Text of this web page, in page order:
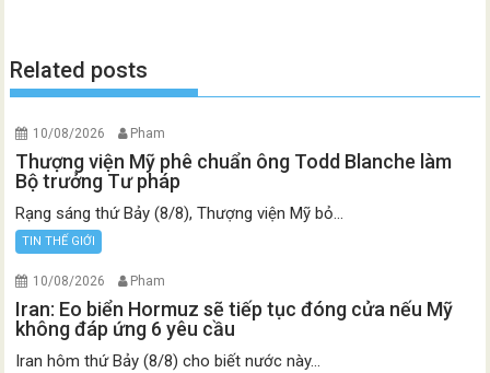
Related posts
10/08/2026 Pham
Thượng viện Mỹ phê chuẩn ông Todd Blanche làm
Bộ trưởng Tư pháp
Rạng sáng thứ Bảy (8/8), Thượng viện Mỹ bỏ...
TIN THẾ GIỚI
10/08/2026 Pham
Iran: Eo biển Hormuz sẽ tiếp tục đóng cửa nếu Mỹ
không đáp ứng 6 yêu cầu
Iran hôm thứ Bảy (8/8) cho biết nước này...